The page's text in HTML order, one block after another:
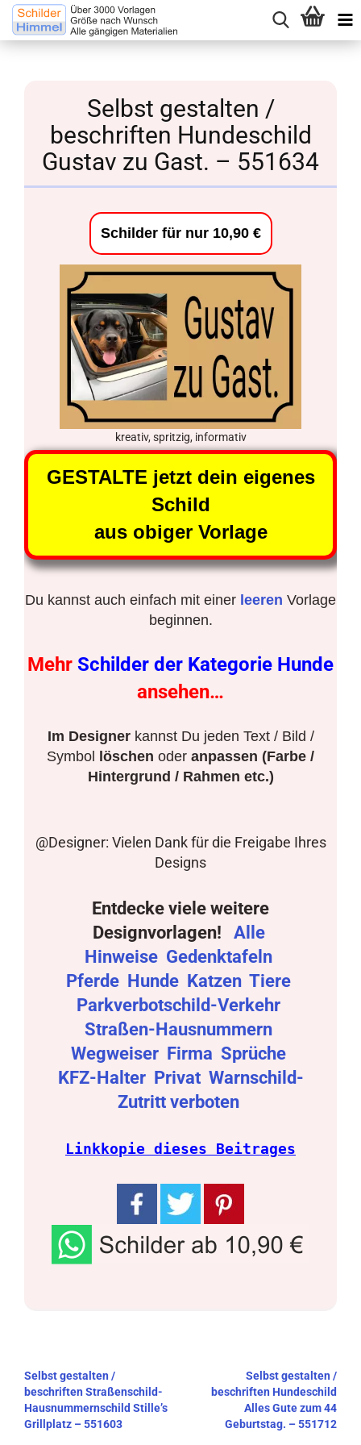
Selbst gestalten /
beschriften Hundeschild
Gustav zu Gast. – 551634
Schilder für nur 10,90 €
kreativ, spritzig, informativ
GESTALTE jetzt dein eigenes
Schild
aus obiger Vorlage
Du kannst auch einfach mit einer leeren Vorlage
beginnen.
Mehr Schilder der Kategorie Hunde
ansehen…
Im Designerkannst Du jeden Text / Bild /
Symbol
löschen oder anpassen (Farbe /
Hintergrund / Rahmen etc.)
@Designer: Vielen Dank für die Freigabe Ihres
Designs
Entdecke viele weitere
Designvorlagen!
Alle
Hinweise Gedenktafeln
Pferde Hunde Katzen Tiere
Parkverbotschild-Verkehr
Straßen-Hausnummern
Wegweiser Firma Sprüche
KFZ-Halter Privat Warnschild-
Zutritt verboten
Linkkopie dieses Beitrages
Beitragsnavigation
Selbst gestalten /
beschriften Straßenschild-
Hausnummernschild Stille’s
Grillplatz – 551603
Selbst gestalten /
beschriften Hundeschild
Alles Gute zum 44
Geburtstag. – 551712